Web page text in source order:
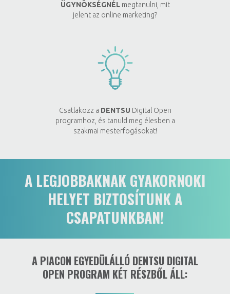
ÜGYNÖKSÉGNÉLmegtanulni, mit
jelent az online marketing?
Csatlakozz a DENTSU Digital Open
programhoz, és tanuld meg élesben a
szakmai mesterfogásokat!
A LEGJOBBAKNAK GYAKORNOKI
HELYET BIZTOSÍTUNK A
CSAPATUNKBAN!
A PIACON EGYEDÜLÁLLÓ DENTSU DIGITAL
OPEN PROGRAM KÉT RÉSZBŐL ÁLL: